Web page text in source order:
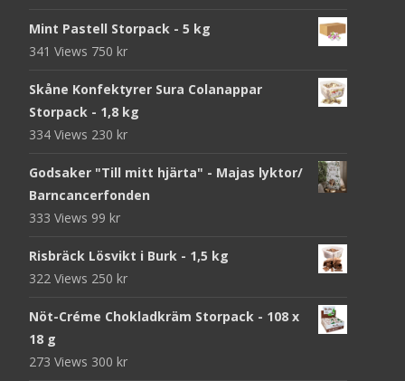
Mint Pastell Storpack - 5 kg
341 Views 750 kr
Skåne Konfektyrer Sura Colanappar
Storpack - 1,8 kg
334 Views 230 kr
Godsaker "Till mitt hjärta" - Majas lyktor/
Barncancerfonden
333 Views 99 kr
Risbräck Lösvikt i Burk - 1,5 kg
322 Views 250 kr
Nöt-Créme Chokladkräm Storpack - 108 x
18 g
273 Views 300 kr